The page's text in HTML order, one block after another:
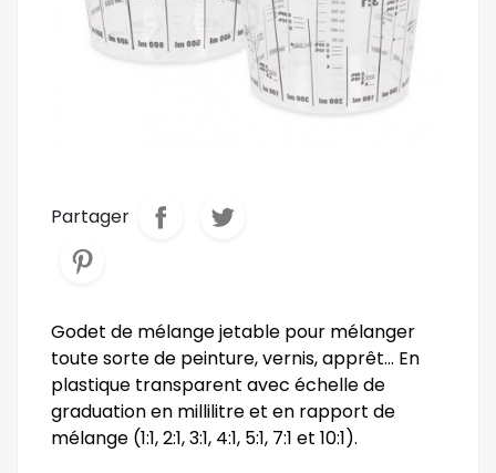
Partager
Godet de mélange jetable pour mélanger
toute sorte de peinture, vernis, apprêt... En
plastique transparent avec échelle de
graduation en millilitre et en rapport de
mélange (1:1, 2:1, 3:1, 4:1, 5:1, 7:1 et 10:1).